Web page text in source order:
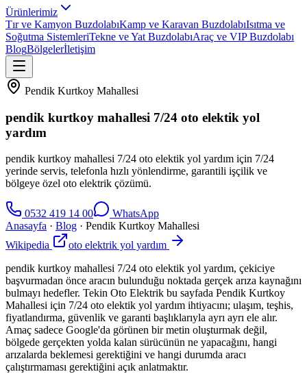
Ürünlerimiz
Tır ve Kamyon BuzdolabıKamp ve Karavan BuzdolabıIsıtma ve
Soğutma SistemleriTekne ve Yat BuzdolabıAraç ve VIP Buzdolabı
BlogBölgelerİletişim
Pendik Kurtkoy Mahallesi
pendik kurtkoy mahallesi 7/24 oto elektik yol
yardım
pendik kurtkoy mahallesi 7/24 oto elektik yol yardım için 7/24
yerinde servis, telefonla hızlı yönlendirme, garantili işçilik ve
bölgeye özel oto elektrik çözümü.
0532 419 14 00
WhatsApp
Anasayfa · Blog · Pendik Kurtkoy Mahallesi
Wikipedia
oto elektrik yol yardım
pendik kurtkoy mahallesi 7/24 oto elektik yol yardım, çekiciye
başvurmadan önce aracın bulunduğu noktada gerçek arıza kaynağını
bulmayı hedefler. Tekin Oto Elektrik bu sayfada Pendik Kurtkoy
Mahallesi için 7/24 oto elektik yol yardım ihtiyacını; ulaşım, teşhis,
fiyatlandırma, güvenlik ve garanti başlıklarıyla ayrı ayrı ele alır.
Amaç sadece Google'da görünen bir metin oluşturmak değil,
bölgede gerçekten yolda kalan sürücünün ne yapacağını, hangi
arızalarda beklemesi gerektiğini ve hangi durumda aracı
çalıştırmaması gerektiğini açık anlatmaktır.